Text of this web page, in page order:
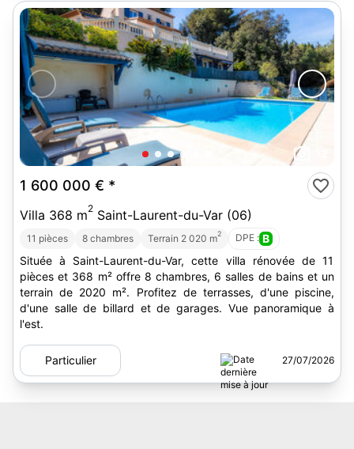
1 600 000 € *
Villa 368 m2 Saint-Laurent-du-Var (06)
11 pièces 8 chambres Terrain 2 020 m2 DPE : B
Située à Saint-Laurent-du-Var, cette villa rénovée de 11
pièces et 368 m² offre 8 chambres, 6 salles de bains et un
terrain de 2020 m². Profitez de terrasses, d'une piscine,
d'une salle de billard et de garages. Vue panoramique à
l'est.
Particulier 27/07/2026